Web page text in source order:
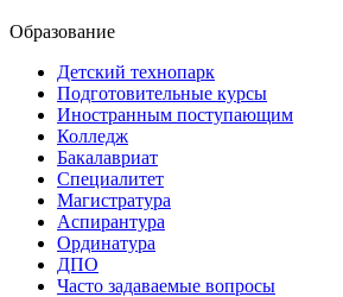
Образование
Детский технопарк
Подготовительные курсы
Иностранным поступающим
Колледж
Бакалавриат
Специалитет
Магистратура
Аспирантура
Ординатура
ДПО
Часто задаваемые вопросы